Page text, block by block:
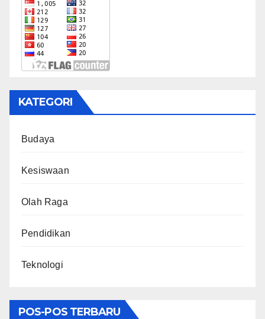
KATEGORI
Budaya
Kesiswaan
Olah Raga
Pendidikan
Teknologi
POS-POS TERBARU